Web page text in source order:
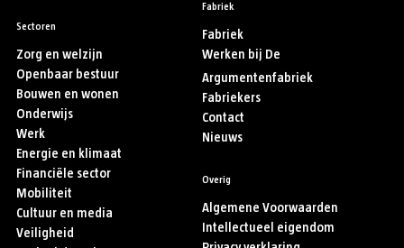
Sectoren
Zorg en welzijn
Openbaar bestuur
Bouwen en wonen
Onderwijs
Werk
Energie en klimaat
Financiële sector
Mobiliteit
Cultuur en media
Veiligheid
Fabriek
Fabriek
Werken bij De
Argumentenfabriek
Fabriekers
Contact
Nieuws
Overig
Algemene Voorwaarden
Intellectueel eigendom